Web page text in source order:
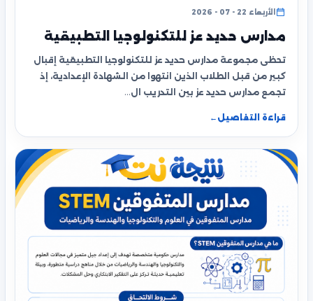
الأربعاء 22 - 07 - 2026
مدارس حديد عز للتكنولوجيا التطبيقية
تحظى مجموعة مدارس حديد عز للتكنولوجيا التطبيقية إقبال
كبير من قبل الطلاب الذين انتهوا من الشهادة الإعدادية، إذ
تجمع مدارس حديد عز بين التدريب ال…
قراءة التفاصيل ←